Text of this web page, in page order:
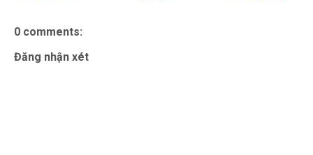
0 comments:
Đăng nhận xét